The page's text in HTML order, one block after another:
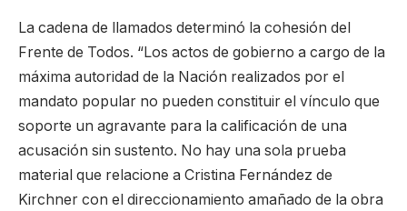
La cadena de llamados determinó la cohesión del
Frente de Todos. “Los actos de gobierno a cargo de la
máxima autoridad de la Nación realizados por el
mandato popular no pueden constituir el vínculo que
soporte un agravante para la calificación de una
acusación sin sustento. No hay una sola prueba
material que relacione a Cristina Fernández de
Kirchner con el direccionamiento amañado de la obra